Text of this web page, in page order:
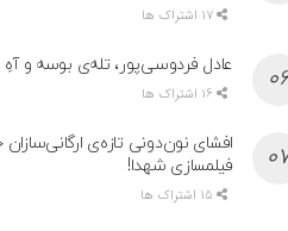
عادل فردوسی‌پور، تله‌ی بوسه و آهِ
افشای نون‌دونی تازه‌ی
فیلمسازی شهدا!